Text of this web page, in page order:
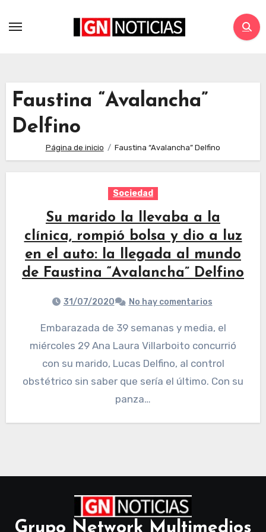
Faustina “Avalancha”
Delfino
Página de inicio Faustina “Avalancha” Delfino
Sociedad
Su marido la llevaba a la
clínica, rompió bolsa y dio a luz
en el auto: la llegada al mundo
de Faustina “Avalancha” Delfino
31/07/2020 No hay comentarios
Embarazada de 39 semanas y media, el
miércoles 29 Ana Laura Villarboito concurrió
con su marido, Lucas Delfino, al control
obstétrico sin saber que sería el último. Con su
panza…
Grupo Network Multimedios